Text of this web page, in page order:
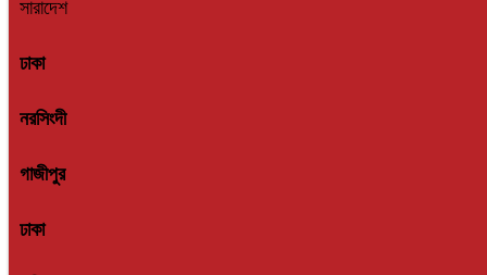
সারাদেশ
ঢাকা
নরসিংদী
গাজীপুর
ঢাকা